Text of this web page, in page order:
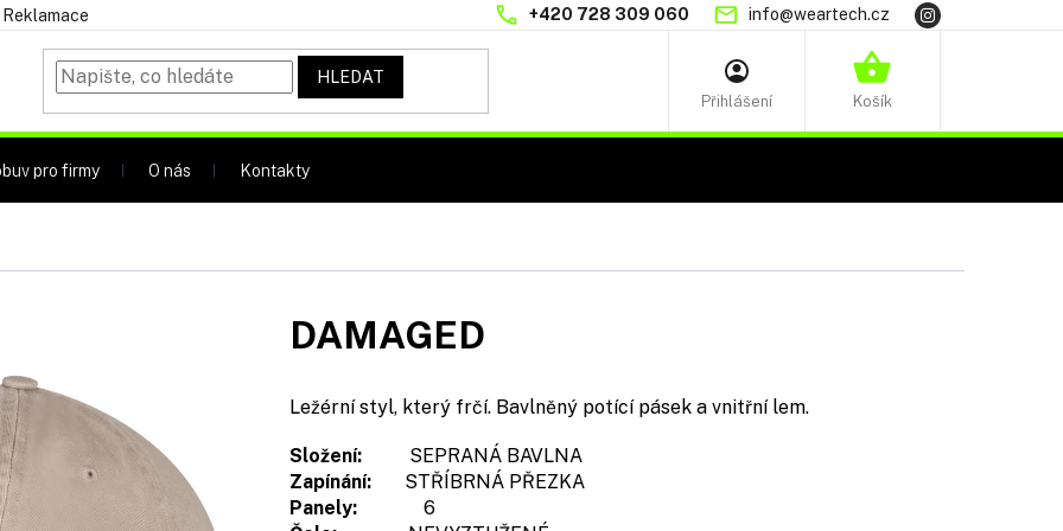
+420 728 309 060 info@weartech.cz
Reklamace
HLEDAT
NÁKUPNÍ
pro firmy O nás Kontakty
Ležérní styl, který frčí. Bavlněný potící pásek a vnitřní lem.
Složení:
SEPRANÁ BAVLNA
Zapínání:
STŘÍBRNÁ PŘEZKA
Panely: 6
DAMAGED